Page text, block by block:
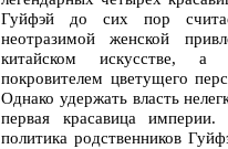
Гуйфэй до сих пор
неотразимой женской
китайском искусстве, а
покровителем цветущего
Однако удержать власть
первая красавица империи.
политика родственников